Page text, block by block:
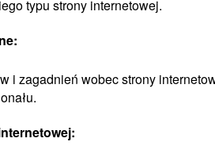
typu strony internetowej.
i zagadnień wobec strony